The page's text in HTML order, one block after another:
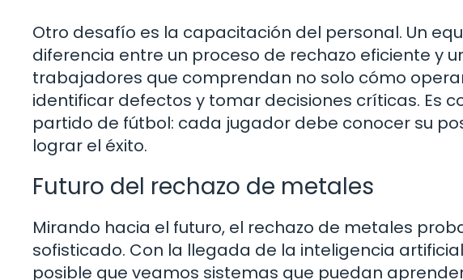
Otro desafío es la capacitación del personal. Un
diferencia entre un proceso de rechazo eficiente y
trabajadores que comprendan no solo cómo
identificar defectos y tomar decisiones críticas. Es
partido de fútbol: cada jugador debe conocer su
lograr el éxito.
Futuro del rechazo de metales
Mirando hacia el futuro, el rechazo de metales
sofisticado. Con la llegada de la inteligencia
posible que veamos sistemas que puedan